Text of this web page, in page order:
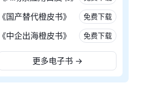
《国产替代橙皮书》 免费下载
《中企出海橙皮书》 免费下载
更多电子书 →